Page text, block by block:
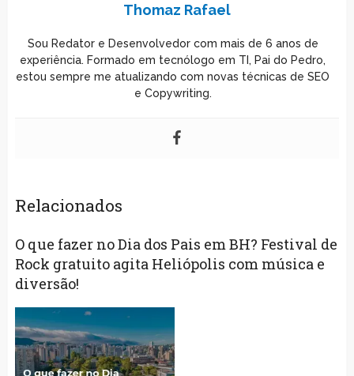
Thomaz Rafael
Sou Redator e Desenvolvedor com mais de 6 anos de
experiência. Formado em tecnólogo em TI, Pai do Pedro,
estou sempre me atualizando com novas técnicas de SEO
e Copywriting.
Relacionados
O que fazer no Dia dos Pais em BH? Festival de
Rock gratuito agita Heliópolis com música e
diversão!